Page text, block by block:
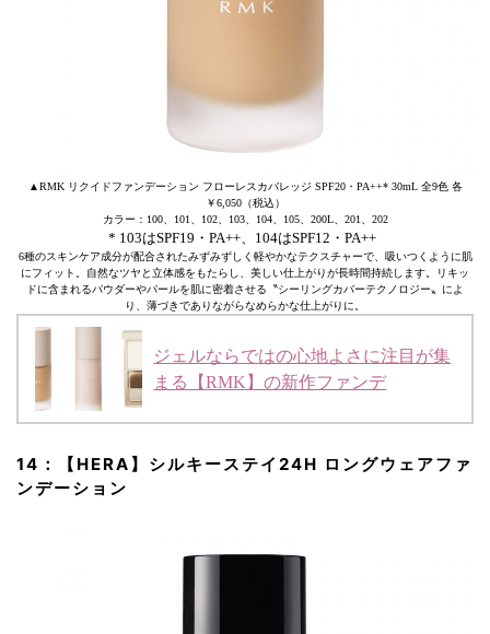
▲RMK リクイドファンデーション フローレスカバレッジ SPF20・PA++* 30mL 全9色 各
￥6,050（税込）
カラー：100、101、102、103、104、105、200L、201、202
* 103はSPF19・PA++、104はSPF12・PA++
6種のスキンケア成分が配合されたみずみずしく軽やかなテクスチャーで、吸いつくように肌
にフィット。自然なツヤと立体感をもたらし、美しい仕上がりが長時間持続します。リキッ
ドに含まれるパウダーやパールを肌に密着させる〝シーリングカバーテクノロジー〟によ
り、薄づきでありながらなめらかな仕上がりに。
ジェルならではの心地よさに注目が集
まる【RMK】の新作ファンデ
14：【HERA】シルキーステイ24H ロングウェアファ
ンデーション